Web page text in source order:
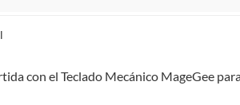
y derechos que puedes ejercer si
lo establecido en el artículo 47 de la Ley
con el Teclado Mecánico MageGee